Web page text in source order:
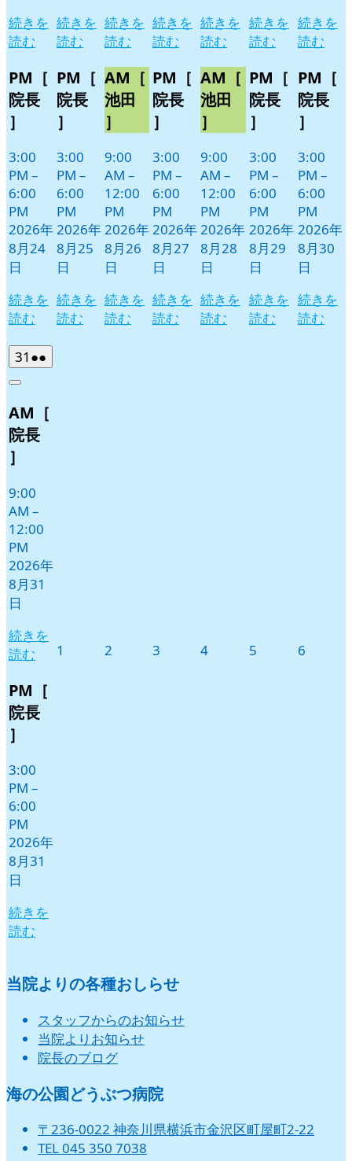
続きを
読む
PM［
院長
］
3:00
PM –
6:00
PM
2026年
8月24
日
続きを
読む
続きを
読む
PM［
院長
］
3:00
PM –
6:00
PM
2026年
8月25
日
続きを
読む
続きを
読む
AM［
池田
］
9:00
AM –
12:00
PM
2026年
8月26
日
続きを
読む
続きを
読む
PM［
院長
］
3:00
PM –
6:00
PM
2026年
8月27
日
続きを
読む
続きを
読む
AM［
池田
］
9:00
AM –
12:00
PM
2026年
8月28
日
続きを
読む
続きを
読む
PM［
院長
］
3:00
PM –
6:00
PM
2026年
8月29
日
続きを
読む
続きを
読む
PM［
院長
］
3:00
PM –
6:00
PM
2026年
8月30
日
続きを
読む
31 2026
年
月
31
日
●●
件
イ
Close
AM［
院長
］
9:00
AM –
12:00
PM
2026年
8月31
日
続きを
読む
PM［
院長
］
3:00
PM –
6:00
PM
2026年
8月31
日
続きを
読む
1 2 3 42026
5 6
当院よりの各種おしらせ
スタッフからのお知らせ
当院よりお知らせ
院長のブログ
海の公園どうぶつ病院
〒236-0022 神奈川県横浜市金沢区町屋町2-22
TEL 045 350 7038